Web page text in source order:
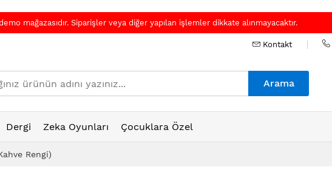
mağazasıdır. Siparişler veya diğer yapılan işlemler dikkate alınmayacaktır.
Kontakt
Arama
Dergi Zeka Oyunları Çocuklara Özel
Rengi)